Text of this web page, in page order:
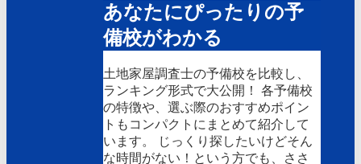
あなたにぴったりの予
備校がわかる
土地家屋調査士の予備校を比較し、
ランキング形式で大公開！ 各予備校
の特徴や、選ぶ際のおすすめポイン
トもコンパクトにまとめて紹介して
います。 じっくり探したいけどそん
な時間がない！という方でも、ささ